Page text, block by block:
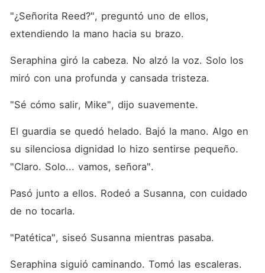
"¿Señorita Reed?", preguntó uno de ellos,
extendiendo la mano hacia su brazo.
Seraphina giró la cabeza. No alzó la voz. Solo los
miró con una profunda y cansada tristeza.
"Sé cómo salir, Mike", dijo suavemente.
El guardia se quedó helado. Bajó la mano. Algo en
su silenciosa dignidad lo hizo sentirse pequeño.
"Claro. Solo... vamos, señora".
Pasó junto a ellos. Rodeó a Susanna, con cuidado
de no tocarla.
"Patética", siseó Susanna mientras pasaba.
Seraphina siguió caminando. Tomó las escaleras.